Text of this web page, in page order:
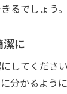
るでしょう。
潔に
してくださ
分かるように